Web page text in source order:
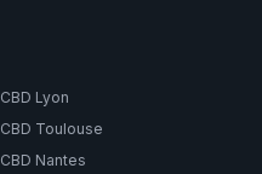
CBD Lyon
CBD Toulouse
CBD Nantes